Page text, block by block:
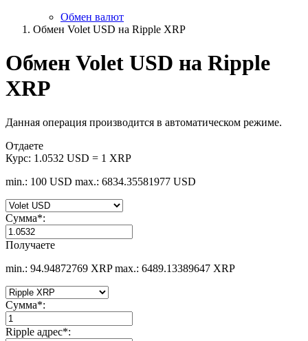
Обмен валют
Обмен Volet USD на Ripple XRP
Обмен Volet USD на Ripple
XRP
Данная операция производится в автоматическом режиме.
Отдаете
Курс: 1.0532 USD = 1 XRP
min.: 100 USD max.: 6834.35581977 USD
Сумма*:
Получаете
min.: 94.94872769 XRP max.: 6489.13389647 XRP
Сумма*:
Ripple адрес*: